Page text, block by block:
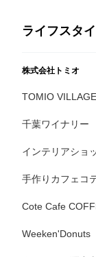
ライフスタ
株式会社トミオ
TOMIO
千葉ワイナリー
インテリアショ
手作りカフェコ
Cote Cafe
Weeken'Donuts